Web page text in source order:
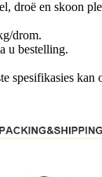
droë en skoon
drom.
u bestelling.
spesifikasies kan